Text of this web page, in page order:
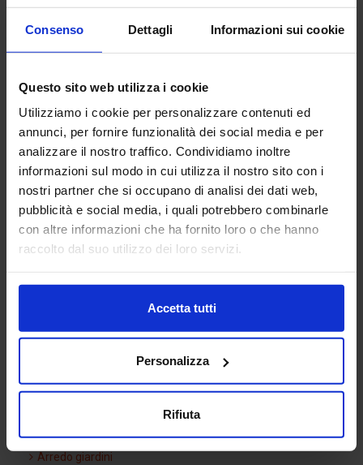
Consenso Dettagli Informazioni sui cookie
Questo sito web utilizza i cookie
Utilizziamo i cookie per personalizzare contenuti ed
annunci, per fornire funzionalità dei social media e per
analizzare il nostro traffico. Condividiamo inoltre
informazioni sul modo in cui utilizza il nostro sito con i
nostri partner che si occupano di analisi dei dati web,
pubblicità e social media, i quali potrebbero combinarle
con altre informazioni che ha fornito loro o che hanno
raccolto dal suo utilizzo dei loro servizi.
Accetta tutti
Personalizza
Rifiuta
Pianta Grassa 20 Piscina Olimpionica
Arredo giardini